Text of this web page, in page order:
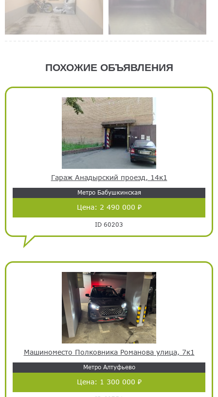
ПОХОЖИЕ ОБЪЯВЛЕНИЯ
Гараж Анадырский проезд, 14к1
Метро Бабушкинская
Цена: 2 490 000 ₽
ID 60203
Машиноместо Полковника Романова улица, 7к1
Метро Алтуфьево
Цена: 1 300 000 ₽